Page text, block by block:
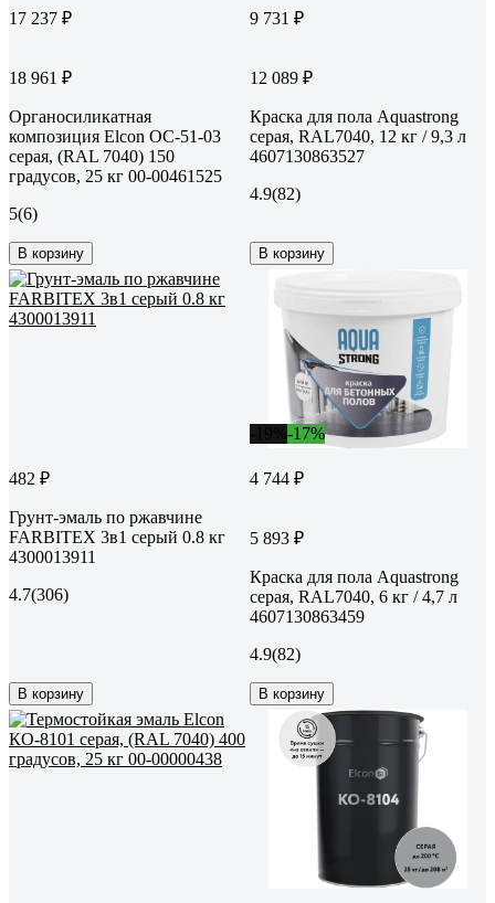
17 237 ₽
18 961 ₽
Органосиликатная
композиция Elcon ОС-51-03
серая, (RAL 7040) 150
градусов, 25 кг 00-00461525
5(6)
В корзину
9 731 ₽
12 089 ₽
Краска для пола Aquastrong
серая, RAL7040, 12 кг / 9,3 л
4607130863527
4.9(82)
В корзину
482 ₽
Грунт-эмаль по ржавчине
FARBITEX 3в1 серый 0.8 кг
4300013911
4.7(306)
В корзину
-17%
4 744 ₽
5 893 ₽
Краска для пола Aquastrong
серая, RAL7040, 6 кг / 4,7 л
4607130863459
4.9(82)
В корзину